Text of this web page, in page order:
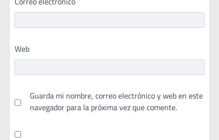
Web
Guarda mi nombre, correo electrónico y web en este
navegador para la próxima vez que comente.